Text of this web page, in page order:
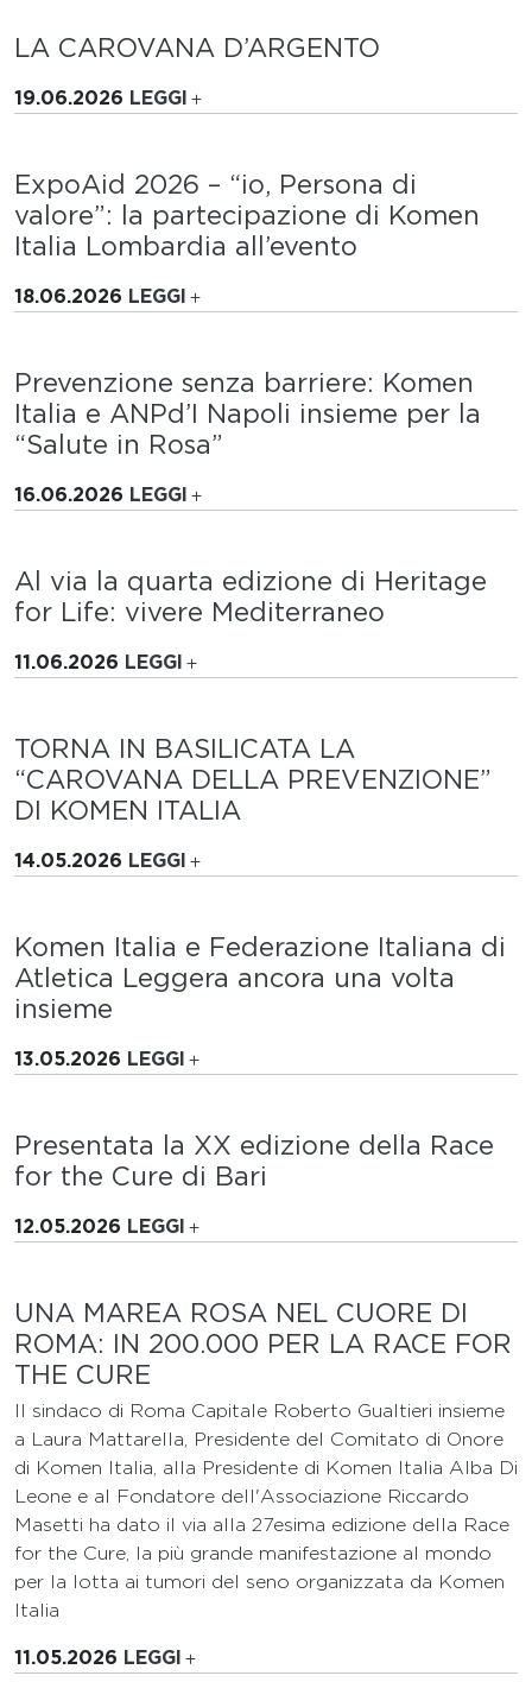
LA CAROVANA D’ARGENTO
19.06.2026 LEGGI
ExpoAid 2026 – “io, Persona di
valore”: la partecipazione di Komen
Italia Lombardia all’evento
18.06.2026 LEGGI
Prevenzione senza barriere: Komen
Italia e ANPd’I Napoli insieme per la
“Salute in Rosa”
16.06.2026 LEGGI
Al via la quarta edizione di Heritage
for Life: vivere Mediterraneo
11.06.2026 LEGGI
TORNA IN BASILICATA LA
“CAROVANA DELLA PREVENZIONE”
DI KOMEN ITALIA
14.05.2026 LEGGI
Komen Italia e Federazione Italiana di
Atletica Leggera ancora una volta
insieme
13.05.2026 LEGGI
Presentata la XX edizione della Race
for the Cure di Bari
12.05.2026 LEGGI
UNA MAREA ROSA NEL CUORE DI
ROMA: IN 200.000 PER LA RACE FOR
THE CURE
Il sindaco di Roma Capitale Roberto Gualtieri insieme
a Laura Mattarella, Presidente del Comitato di Onore
di Komen Italia, alla Presidente di Komen Italia Alba Di
Leone e al Fondatore dell'Associazione Riccardo
Masetti ha dato il via alla 27esima edizione della Race
for the Cure, la più grande manifestazione al mondo
per la lotta ai tumori del seno organizzata da Komen
Italia
11.05.2026 LEGGI